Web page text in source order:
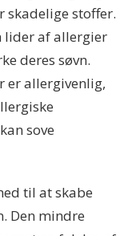
skadelige stoffer.
lider af allergier
deres søvn.
er allergivenlig,
sove
til at skabe
Den mindre